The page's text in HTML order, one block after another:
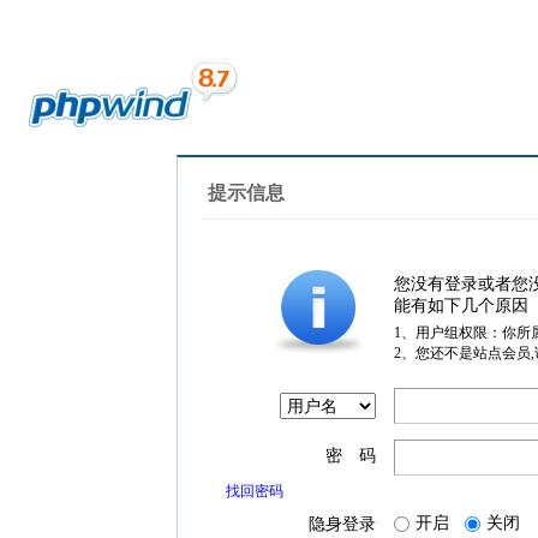
提示信息
您没有登录或者您
能有如下几个原因
1、用户组权限：你所
2、您还不是站点会员
密 码
找回密码
隐身登录 开启 关闭